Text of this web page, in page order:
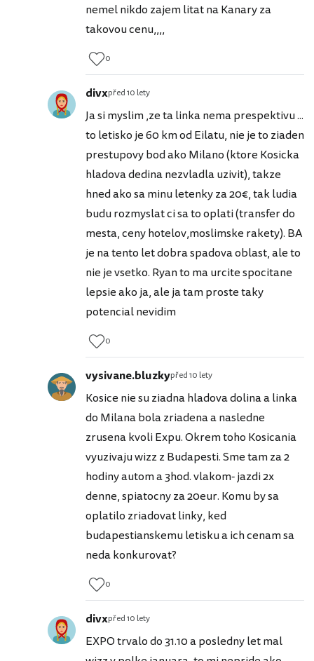
nemel nikdo zajem litat na Kanary za
takovou cenu,,,,
0
divxpřed 10 lety
Ja si myslim ,ze ta linka nema prespektivu ...
to letisko je 60 km od Eilatu, nie je to ziaden
prestupovy bod ako Milano (ktore Kosicka
hladova dedina nezvladla uzivit), takze
hned ako sa minu letenky za 20€, tak ludia
budu rozmyslat ci sa to oplati (transfer do
mesta, ceny hotelov,moslimske rakety). BA
je na tento let dobra spadova oblast, ale to
nie je vsetko. Ryan to ma urcite spocitane
lepsie ako ja, ale ja tam proste taky
potencial nevidim
0
vysivane.bluzkypřed 10 lety
Kosice nie su ziadna hladova dolina a linka
do Milana bola zriadena a nasledne
zrusena kvoli Expu. Okrem toho Kosicania
vyuzivaju wizz z Budapesti. Sme tam za 2
hodiny autom a 3hod. vlakom- jazdi 2x
denne, spiatocny za 20eur. Komu by sa
oplatilo zriadovat linky, ked
budapestianskemu letisku a ich cenam sa
neda konkurovat?
0
divxpřed 10 lety
EXPO trvalo do 31.10 a posledny let mal